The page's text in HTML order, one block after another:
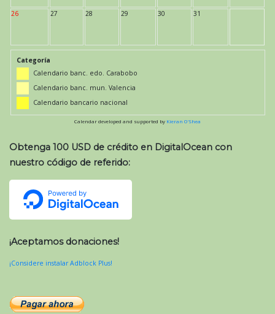
26 27 28 29 30 31
Categoría
Calendario banc. edo. Carabobo
Calendario banc. mun. Valencia
Calendario bancario nacional
Calendar developed and supported by Kieran O'Shea
Obtenga 100 USD de crédito en DigitalOcean con
nuestro código de referido:
¡Aceptamos donaciones!
¡Considere instalar Adblock Plus!